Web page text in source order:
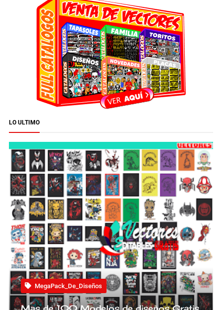
LO ULTIMO
MegaPack_De_Diseños